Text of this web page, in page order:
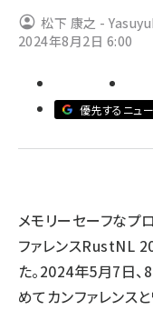
ai crunch
松下 康之 -
2024年8月2日 6:00
優先するニュ
メモリーセーフなプ
ファレンスRustNL
た。2024年5月7日
めてカンファレンス